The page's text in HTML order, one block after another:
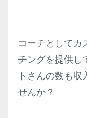
コーチとして
チングを提供し
トさんの数も収
せんか？